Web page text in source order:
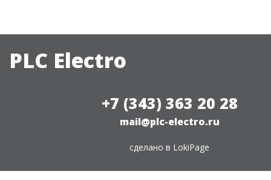
PLC Electro
+7 (343) 363 20 28
mail@plc-electro.ru
сделано в LokiPage